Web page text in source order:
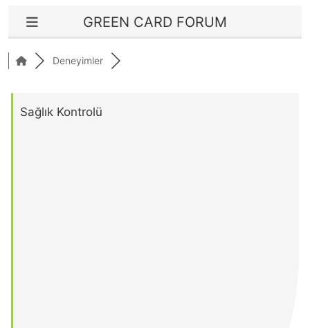
GREEN CARD FORUM
Deneyimler
Sağlık Kontrolü